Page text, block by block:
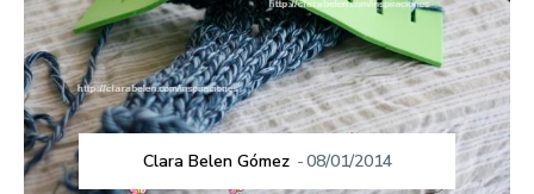
Clara Belen Gómez -08/01/2014